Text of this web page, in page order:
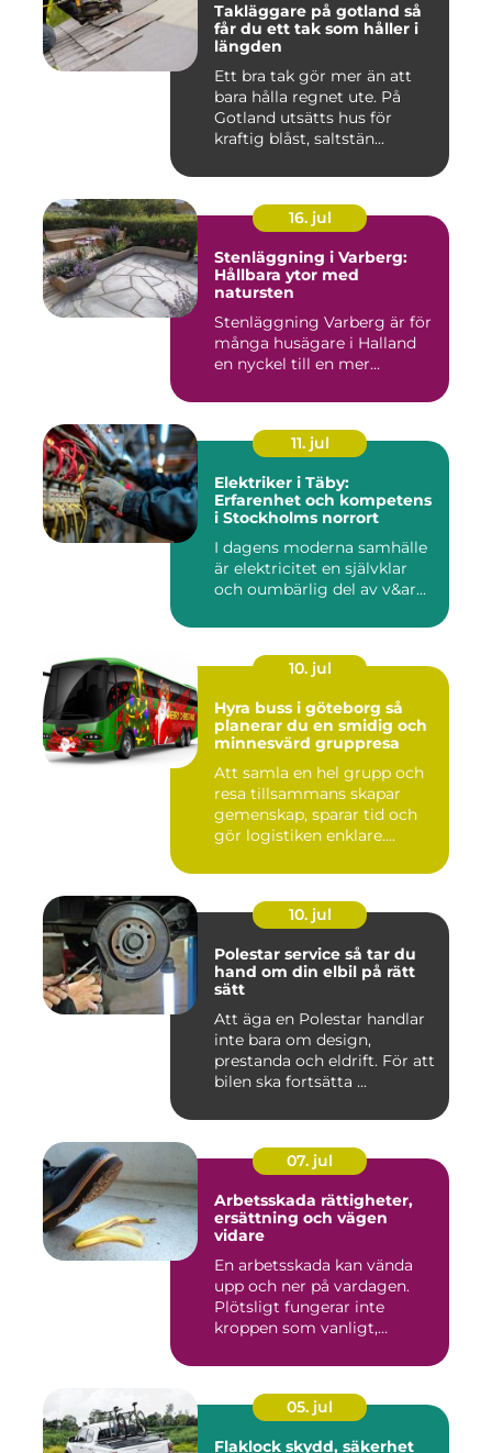
Takläggare på gotland så
får du ett tak som håller i
längden
Ett bra tak gör mer än att
bara hålla regnet ute. På
Gotland utsätts hus för
kraftig blåst, saltstän...
16. jul
Stenläggning i Varberg:
Hållbara ytor med
natursten
Stenläggning Varberg är för
många husägare i Halland
en nyckel till en mer...
11. jul
Elektriker i Täby:
Erfarenhet och kompetens
i Stockholms norrort
I dagens moderna samhälle
är elektricitet en självklar
och oumbärlig del av v&ar...
10. jul
Hyra buss i göteborg så
planerar du en smidig och
minnesvärd gruppresa
Att samla en hel grupp och
resa tillsammans skapar
gemenskap, sparar tid och
gör logistiken enklare....
10. jul
Polestar service så tar du
hand om din elbil på rätt
sätt
Att äga en Polestar handlar
inte bara om design,
prestanda och eldrift. För att
bilen ska fortsätta ...
07. jul
Arbetsskada rättigheter,
ersättning och vägen
vidare
En arbetsskada kan vända
upp och ner på vardagen.
Plötsligt fungerar inte
kroppen som vanligt,
05. jul
Flaklock skydd, säkerhet